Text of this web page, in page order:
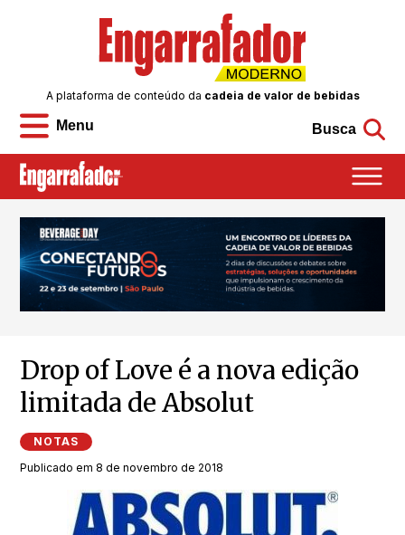
Menu
A plataforma de conteúdo da cadeia de valor de bebidas
Busca
Drop of Love é a nova edição
limitada de Absolut
NOTAS
Publicado em 8 de novembro de 2018